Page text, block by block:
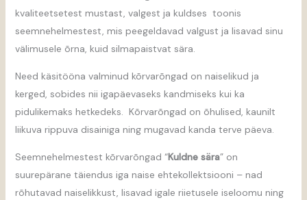
kvaliteetsetest mustast, valgest ja kuldses toonis
seemnehelmestest, mis peegeldavad valgust ja lisavad sinu
välimusele õrna, kuid silmapaistvat sära.
Need käsitööna valminud kõrvarõngad on naiselikud ja
kerged, sobides nii igapäevaseks kandmiseks kui ka
pidulikemaks hetkedeks. Kõrvarõngad on õhulised, kaunilt
liikuva rippuva disainiga ning mugavad kanda terve päeva.
Seemnehelmestest kõrvarõngad “Kuldne sära” on
suurepärane täiendus iga naise ehtekollektsiooni – nad
rõhutavad naiselikkust, lisavad igale riietusele iseloomu ning